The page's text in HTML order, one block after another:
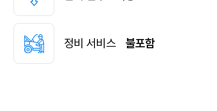
정비 서비스 불포함